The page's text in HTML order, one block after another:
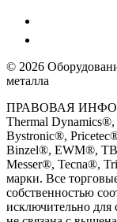
© 2026
металла
ПРАВОВАЯ
Thermal
Bystronic®,
Binzel®, EWM®,
Messer®, Tecna®,
марки. Все
собственностью
исключительно для